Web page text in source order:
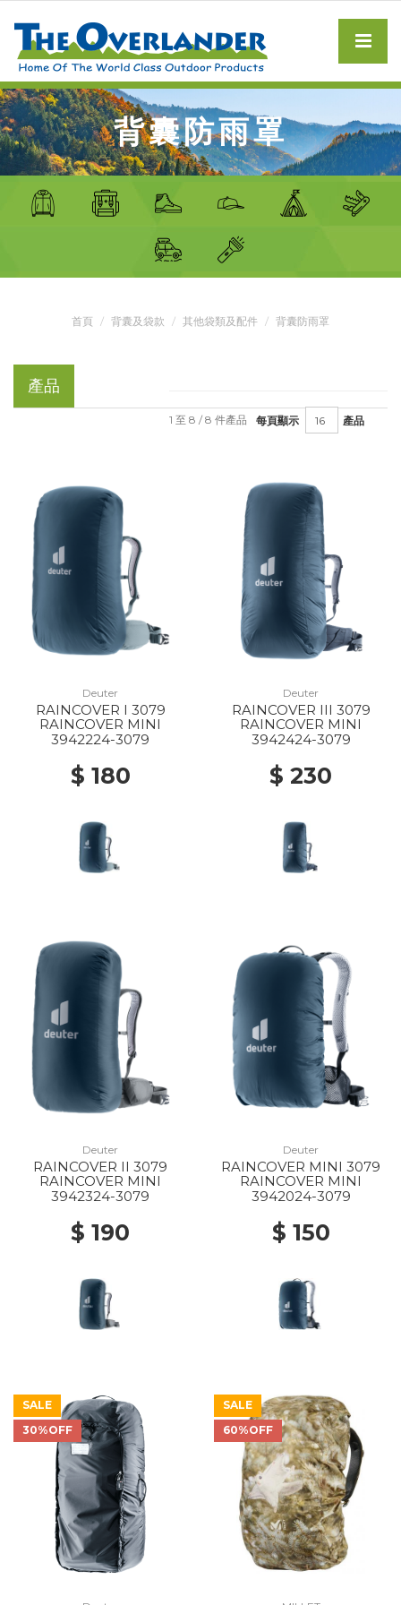
背囊防雨罩
首頁 背囊及袋款 其他袋類及配件 背囊防雨罩
產品
每頁顯示 產品
1 至 8 / 8 件產品
Deuter
RAINCOVER I 3079
RAINCOVER MINI
3942224-3079
$ 180
Deuter
RAINCOVER III 3079
RAINCOVER MINI
3942424-3079
$ 230
Deuter
RAINCOVER II 3079
RAINCOVER MINI
3942324-3079
$ 190
Deuter
RAINCOVER MINI 3079
RAINCOVER MINI
3942024-3079
$ 150
SALE
30%OFF
SALE
60%OFF